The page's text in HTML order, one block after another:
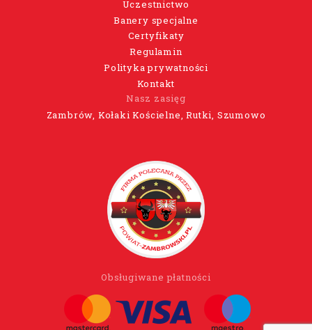
Uczestnictwo
Banery specjalne
Certyfikaty
Regulamin
Polityka prywatności
Kontakt
Nasz zasięg
Zambrów, Kołaki Kościelne, Rutki, Szumowo
Obsługiwane płatności